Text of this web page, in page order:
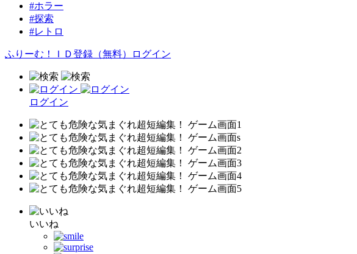
#ホラー
#探索
#レトロ
ふりーむ！ＩＤ登録（無料） ログイン
ログイン
いいね